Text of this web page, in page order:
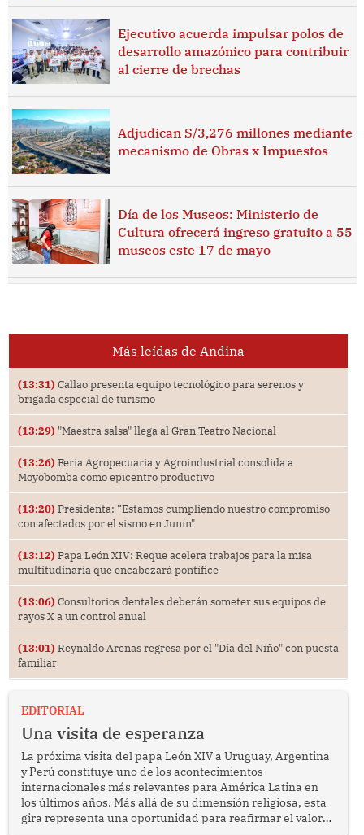
Ejecutivo acuerda impulsar polos de
desarrollo amazónico para contribuir
al cierre de brechas
Adjudican S/3,276 millones mediante
mecanismo de Obras x Impuestos
Día de los Museos: Ministerio de
Cultura ofrecerá ingreso gratuito a 55
museos este 17 de mayo
Más leídas de Andina
(13:31) Callao presenta equipo tecnológico para serenos y
brigada especial de turismo
(13:29) "Maestra salsa" llega al Gran Teatro Nacional
(13:26) Feria Agropecuaria y Agroindustrial consolida a
Moyobomba como epicentro productivo
(13:20) Presidenta: “Estamos cumpliendo nuestro compromiso
con afectados por el sismo en Junín"
(13:12) Papa León XIV: Reque acelera trabajos para la misa
multitudinaria que encabezará pontífice
(13:06) Consultorios dentales deberán someter sus equipos de
rayos X a un control anual
(13:01) Reynaldo Arenas regresa por el "Día del Niño" con puesta
familiar
EDITORIAL
Una visita de esperanza
La próxima visita del papa León XIV a Uruguay, Argentina
y Perú constituye uno de los acontecimientos
internacionales más relevantes para América Latina en
los últimos años. Más allá de su dimensión religiosa, esta
gira representa una oportunidad para reafirmar el valor